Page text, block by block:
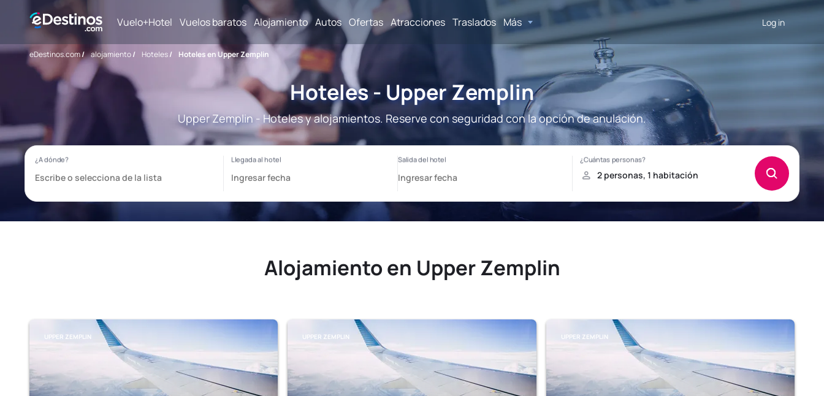
Vuelo+Hotel Vuelos baratos Alojamiento Autos Ofertas Atracciones Traslados Más Log in
eDestinos.com/ alojamiento/ Hoteles/ Hoteles en Upper Zemplin
Hoteles - Upper Zemplin
Upper Zemplin - Hoteles y alojamientos. Reserve con seguridad con la opción de anulación.
Alojamiento en Upper Zemplin
UPPER ZEMPLIN UPPER ZEMPLIN UPPER ZEMPLIN